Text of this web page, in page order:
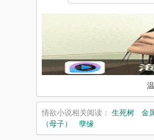
情欲小说相关阅读： 生死树 金
（母子）
孽缘